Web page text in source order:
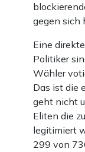
gegen sich
Eine
Politiker
Wähler
Das ist die
geht nicht
Eliten die
legitimiert
299 von